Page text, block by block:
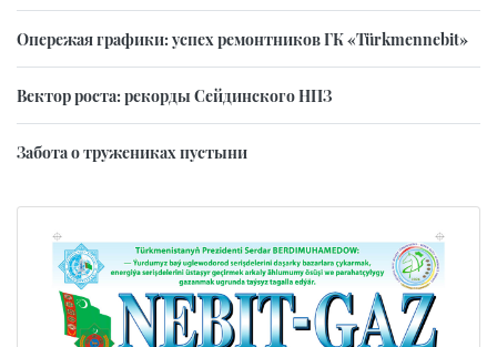
Опережая графики: успех ремонтников ГК «Türkmennebit»
Вектор роста: рекорды Сейдинского НПЗ
Забота о тружениках пустыни